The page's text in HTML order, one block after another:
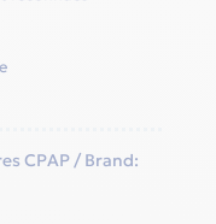
CPAP
Brand: